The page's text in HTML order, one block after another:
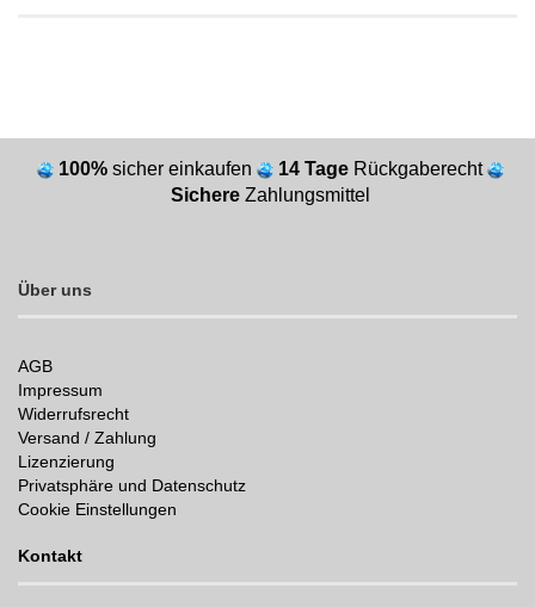
100% sicher einkaufen 14 Tage Rückgaberecht
Sichere Zahlungsmittel
Über uns
AGB
Impressum
Widerrufsrecht
Versand / Zahlung
Lizenzierung
Privatsphäre und Datenschutz
Cookie Einstellungen
Kontakt